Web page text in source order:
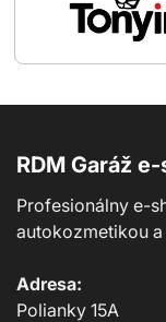
RDM Garáž
Profesionálny e-
autokozmetikou
Adresa:
Polianky 15A